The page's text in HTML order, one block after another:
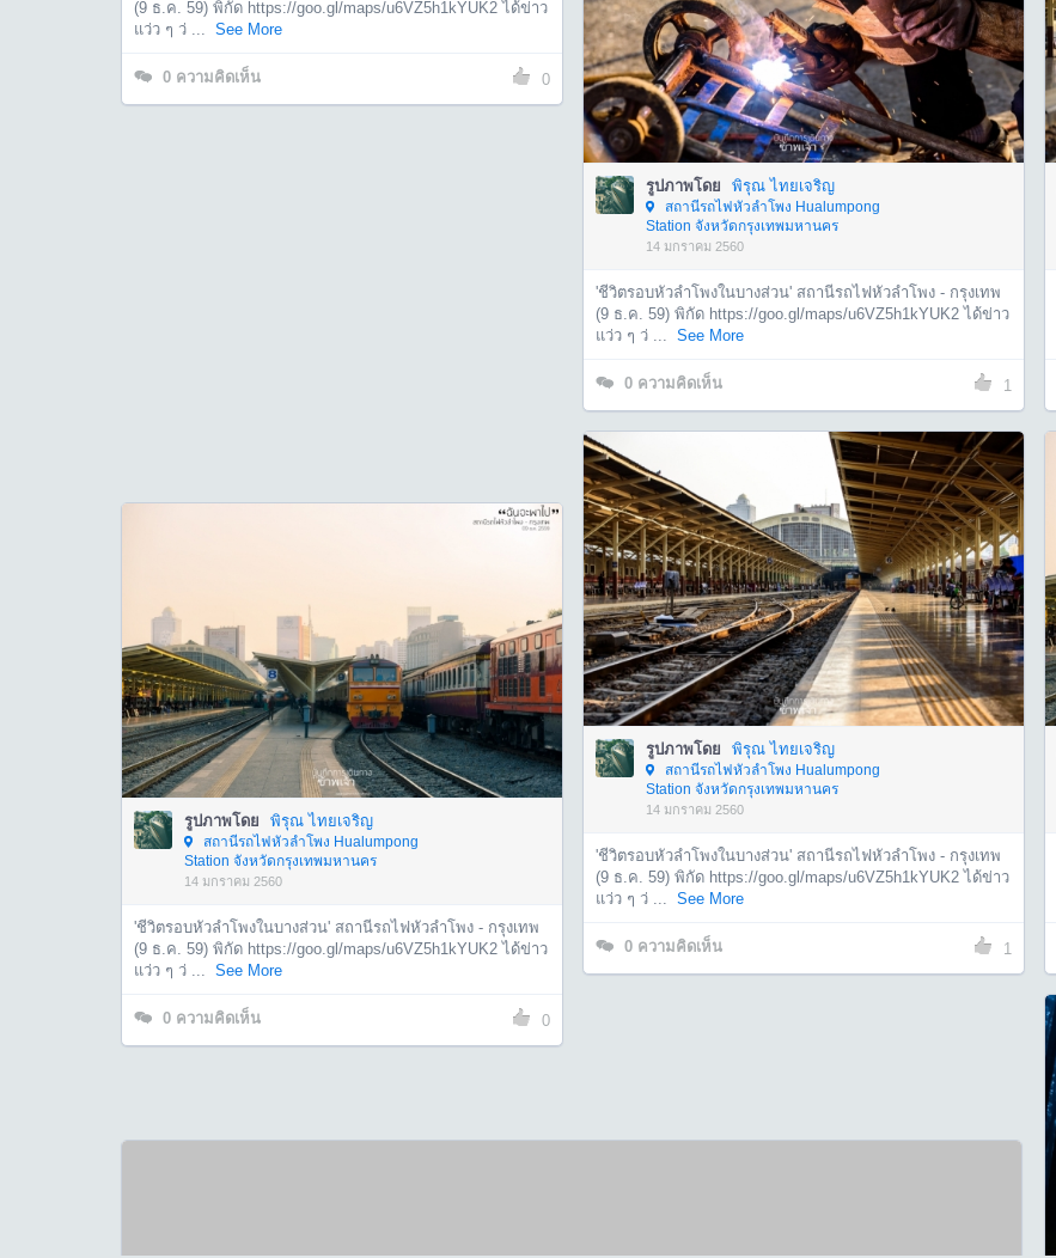
(9 ธ.ค. 59) พิกัด https://goo.gl/maps/u6VZ5h1kYUK2 ได้ข่าว
แว่ว ๆ ว่ ... See More
0 ความคิดเห็น 0
รูปภาพโดย พิรุณ ไทยเจริญ
สถานีรถไฟหัวลำโพง Hualumpong
Station จังหวัดกรุงเทพมหานคร
14 มกราคม 2560
'ชีวิตรอบหัวลำโพงในบางส่วน' สถานีรถไฟหัวลำโพง - กรุงเทพ
(9 ธ.ค. 59) พิกัด https://goo.gl/maps/u6VZ5h1kYUK2 ได้ข่าว
แว่ว ๆ ว่ ... See More
0 ความคิดเห็น 1
รูปภาพโดย พิรุณ ไทยเจริญ
สถานีรถไฟหัวลำโพง Hualumpong
Station จังหวัดกรุงเทพมหานคร
14 มกราคม 2560
'ชีวิตรอบหัวลำโพงในบางส่วน' สถานีรถไฟหัวลำโพง - กรุงเทพ
(9 ธ.ค. 59) พิกัด https://goo.gl/maps/u6VZ5h1kYUK2 ได้ข่าว
แว่ว ๆ ว่ ... See More
0 ความคิดเห็น 1
รูปภาพโดย พิรุณ ไทยเจริญ
สถานีรถไฟหัวลำโพง Hualumpong
Station จังหวัดกรุงเทพมหานคร
14 มกราคม 2560
'ชีวิตรอบหัวลำโพงในบางส่วน' สถานีรถไฟหัวลำโพง - กรุงเทพ
(9 ธ.ค. 59) พิกัด https://goo.gl/maps/u6VZ5h1kYUK2 ได้ข่าว
แว่ว ๆ ว่ ... See More
0 ความคิดเห็น 0